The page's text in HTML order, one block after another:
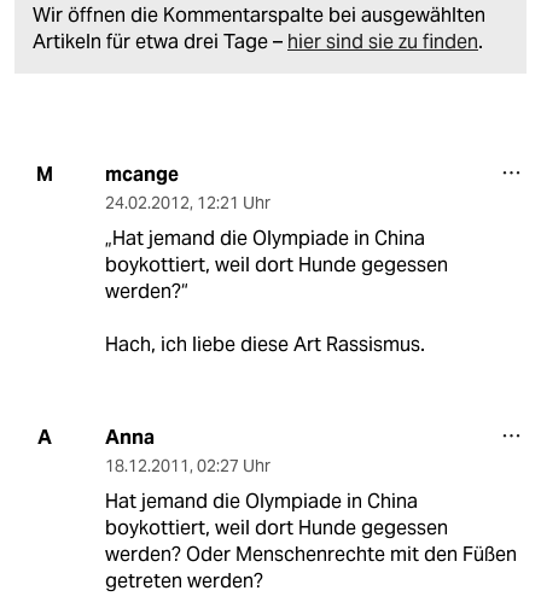
Wir öffnen die Kommentarspalte bei ausgewählten
Artikeln für etwa drei Tage – hier sind sie zu finden.
M mcange
24.02.2012, 12:21 Uhr
„Hat jemand die Olympiade in China
boykottiert, weil dort Hunde gegessen
werden?“
Hach, ich liebe diese Art Rassismus.
A Anna
18.12.2011, 02:27 Uhr
Hat jemand die Olympiade in China
boykottiert, weil dort Hunde gegessen
werden? Oder Menschenrechte mit den Füßen
getreten werden?